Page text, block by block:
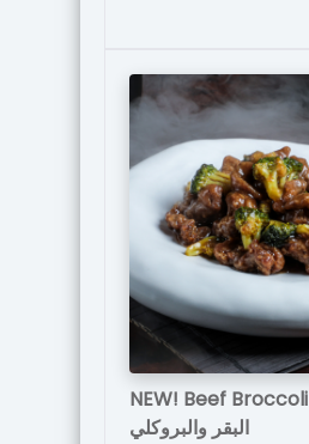
NEW! Beef Broccoli لحم
البقر والبروكلي